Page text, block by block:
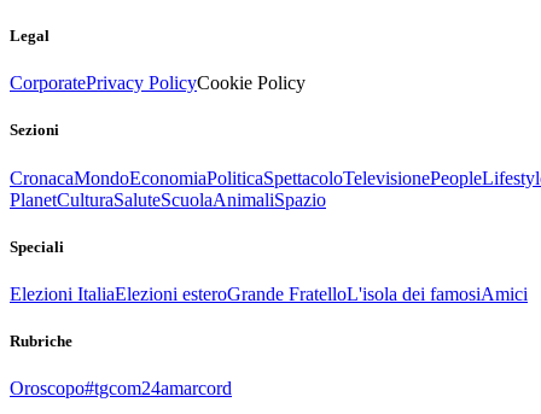
Legal
CorporatePrivacy PolicyCookie Policy
Sezioni
CronacaMondoEconomiaPoliticaSpettacoloTelevisionePeople
PlanetCulturaSaluteScuolaAnimaliSpazio
Speciali
Elezioni ItaliaElezioni esteroGrande FratelloL'isola dei famosiAmici
Rubriche
Oroscopo#tgcom24amarcord